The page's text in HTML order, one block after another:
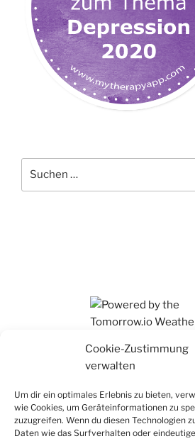
Cookie-Zustimmung
verwalten
Um dir ein optimales Erlebnis zu bieten,
wie Cookies, um Geräteinformationen zu
zuzugreifen. Wenn du diesen Technologien
Daten wie das Surfverhalten oder
nach: